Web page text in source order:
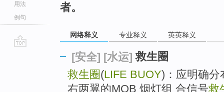
用法
例句
者。
网络释义 专业释义 英英释义
[安全] [水运] 救生圈
救生圈(LIFE BUOY)：应明确分
右两翼的MOB 烟灯组 合信号救